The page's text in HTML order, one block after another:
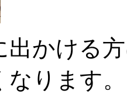
出かける
なります